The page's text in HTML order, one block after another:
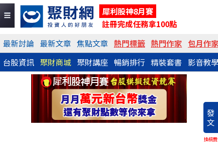
犀利股神8月賽
註冊完成任務拿100點
最新討論 最新文章 焦點文章 熱門標籤 熱門作家 包月作
台股資訊 聚財商城 聚財講座 暢銷排行 精裝套書 影音教
發
文
換稿費